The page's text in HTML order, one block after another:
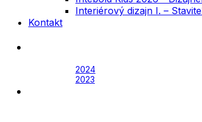
Interiérový dizajn I. –
Kontakt
2024
2023